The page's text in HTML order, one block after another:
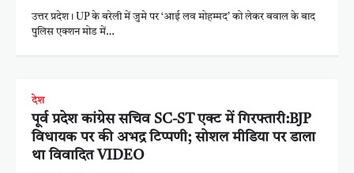
उत्तर प्रदेश। UP के बरेली में जुमे पर ‘आई लव मोहम्मद’ को लेकर बवाल के बाद
पुलिस एक्शन मोड में…
देश
पूर्व प्रदेश कांग्रेस सचिव SC-ST एक्ट में गिरफ्तारी:BJP
विधायक पर की अभद्र टिप्पणी; सोशल मीडिया पर डाला
था विवादित VIDEO